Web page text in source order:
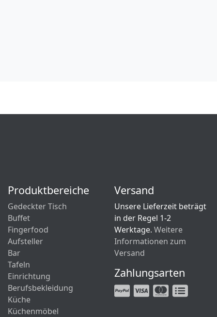
Produktbereiche
Gedeckter Tisch
Buffet
Fingerfood
Aufsteller
Bar
Tafeln
Einrichtung
Berufsbekleidung
Küche
Küchenmöbel
Versand
Unsere Lieferzeit beträgt
in der Regel 1-2
Werktage. Weitere
Informationen zum
Versand
Zahlungsarten